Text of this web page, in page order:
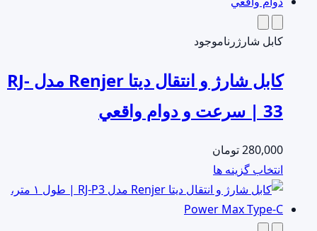
شوند
مختلفی
باشد.
ها
است
در
صفحه
محصول
کابل شارژر ناموجود
کابل شارژ و انتقال دیتا Renjer مدل RJ-
33 | سرعت و دوام واقعي
280,000تومان
انتخاب گزینه ها
محصول
دارای